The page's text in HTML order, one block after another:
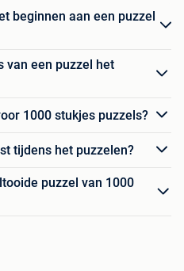
beginnen aan een puzzel
van een puzzel het
1000 stukjes puzzels?
tijdens het puzzelen?
puzzel van 1000